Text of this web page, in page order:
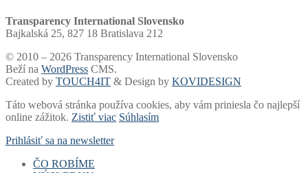
Transparency International Slovensko
Bajkalská 25, 827 18 Bratislava 212
© 2010 – 2026 Transparency International Slovensko
Beží na WordPress CMS.
Created by TOUCH4IT & Design by KOVIDESIGN
Táto webová stránka používa cookies, aby vám priniesla čo najlepší
online zážitok. Zistiť viac Súhlasím
Prihlásiť sa na newsletter
ČO ROBÍME